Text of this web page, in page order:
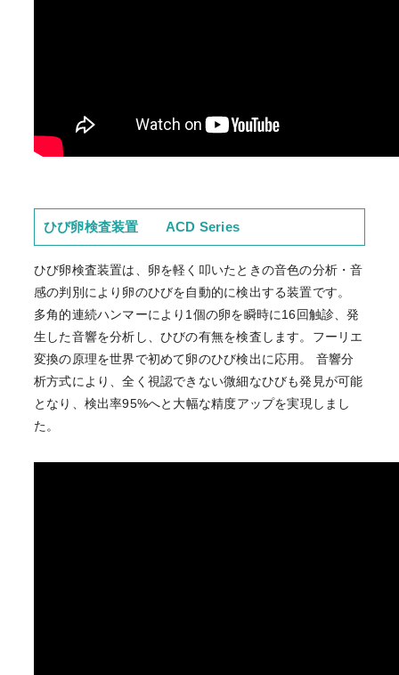
ひび卵検査装置 ACD Series
ひび卵検査装置は、卵を軽く叩いたときの音色の分析・音
感の判別により卵のひびを自動的に検出する装置です。
多角的連続ハンマーにより1個の卵を瞬時に16回触診、発
生した音響を分析し、ひびの有無を検査します。フーリエ
変換の原理を世界で初めて卵のひび検出に応用。 音響分
析方式により、全く視認できない微細なひびも発見が可能
となり、検出率95%へと大幅な精度アップを実現しまし
た。